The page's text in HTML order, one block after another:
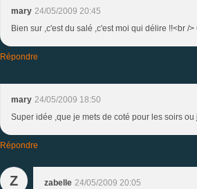
mary 24/05/2009 20:45
Bien sur ,c'est du salé ,c'est moi qui délire !!<br /
Répondre
mary 24/05/2009 18:50
Super idée ,que je mets de coté pour les soirs
Répondre
Z zabelle 24/05/2009 20:05